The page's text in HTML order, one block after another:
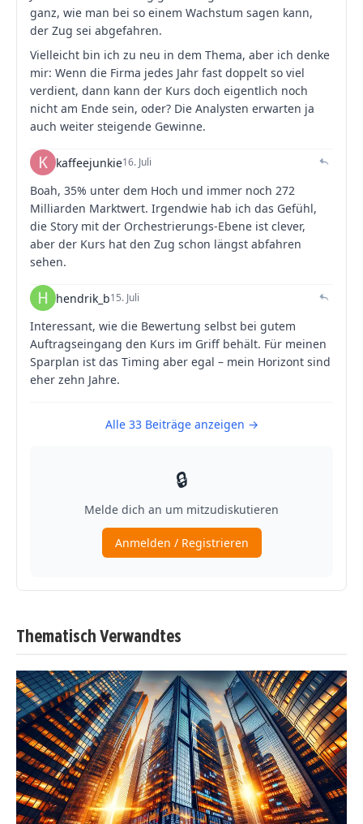
Thematisch Verwandtes